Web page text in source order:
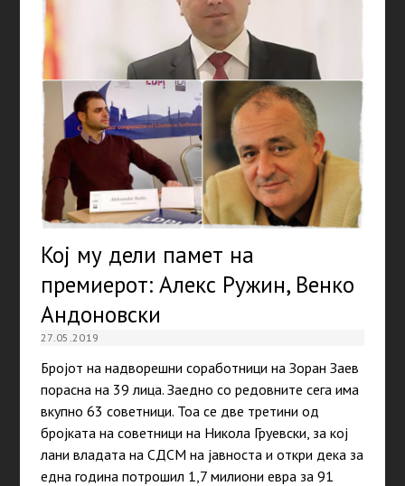
Кој му дели памет на
премиерот: Алекс Ружин, Венко
Андоновски
27.05.2019
Бројот на надворешни соработници на Зоран Заев
порасна на 39 лица. Заедно со редовните сега има
вкупно 63 советници. Тоа се две третини од
бројката на советници на Никола Груевски, за кој
лани владата на СДСМ на јавноста и откри дека за
една година потрошил 1,7 милиони евра за 91